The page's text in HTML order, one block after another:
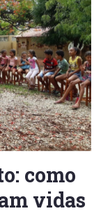
como
vidas